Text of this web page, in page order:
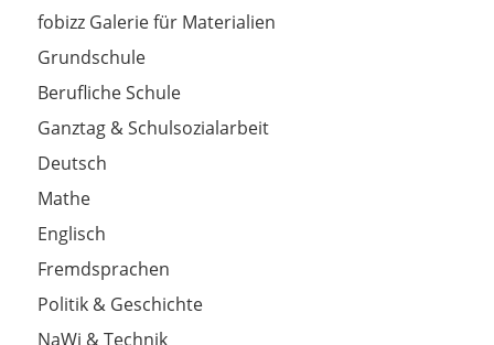
fobizz Galerie für Materialien
Grundschule
Berufliche Schule
Ganztag & Schulsozialarbeit
Deutsch
Mathe
Englisch
Fremdsprachen
Politik & Geschichte
NaWi & Technik